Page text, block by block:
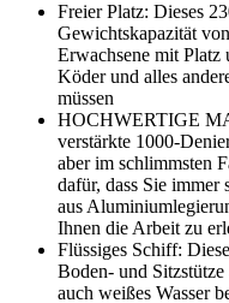
Freier Platz: Dieses
Gewichtskapazität
Erwachsene mit
Köder und alles
müssen
HOCHWERTIGE
verstärkte 1000-
aber im schlimmsten
dafür, dass Sie
aus
Ihnen die Arbeit zu
Flüssiges Schiff:
Boden- und
auch weißes Wasser